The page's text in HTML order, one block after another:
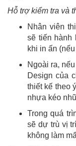
Hỗ trợ kiểm tra và
Nhân viên
sẽ tiến hành
khi in ấn
Ngoài ra,
Design của
thiết kế theo
nhựa kéo nhũ
Trong quá
sẽ dự trù vị
không làm